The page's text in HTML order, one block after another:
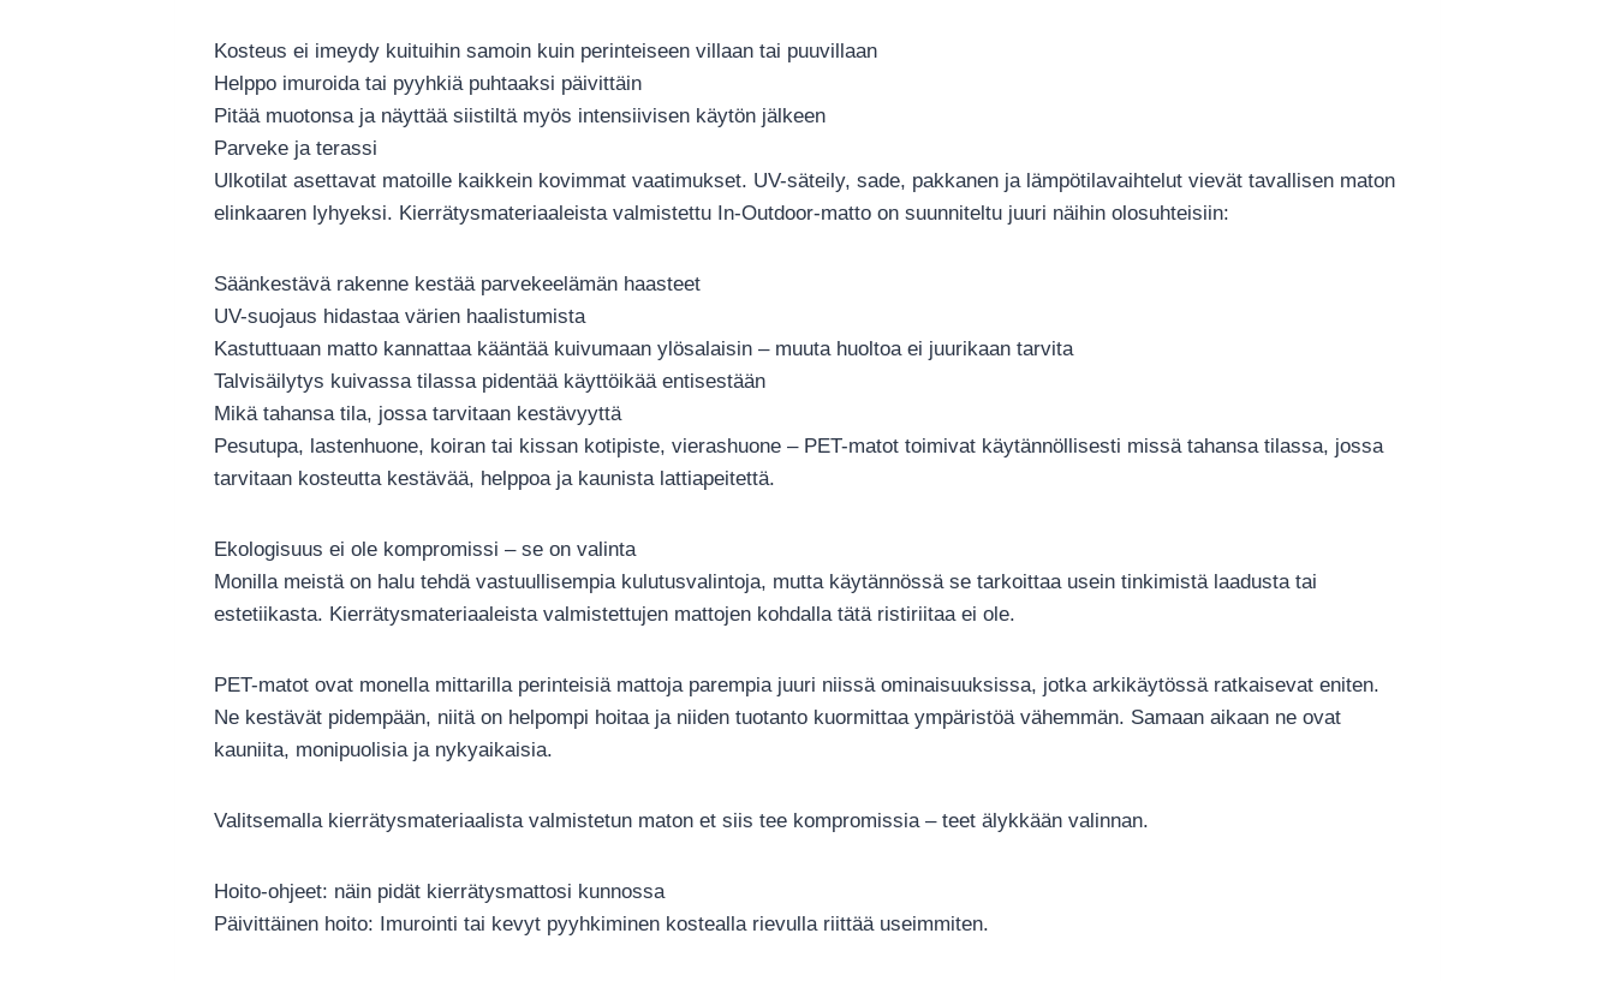
Kosteus ei imeydy kuituihin samoin kuin perinteiseen villaan tai puuvillaan
Helppo imuroida tai pyyhkiä puhtaaksi päivittäin
Pitää muotonsa ja näyttää siistiltä myös intensiivisen käytön jälkeen
Parveke ja terassi
Ulkotilat asettavat matoille kaikkein kovimmat vaatimukset. UV-säteily, sade, pakkanen ja lämpötilavaihtelut vievät tavallisen maton
elinkaaren lyhyeksi. Kierrätysmateriaaleista valmistettu In-Outdoor-matto on suunniteltu juuri näihin olosuhteisiin:
Säänkestävä rakenne kestää parvekeelämän haasteet
UV-suojaus hidastaa värien haalistumista
Kastuttuaan matto kannattaa kääntää kuivumaan ylösalaisin – muuta huoltoa ei juurikaan tarvita
Talvisäilytys kuivassa tilassa pidentää käyttöikää entisestään
Mikä tahansa tila, jossa tarvitaan kestävyyttä
Pesutupa, lastenhuone, koiran tai kissan kotipiste, vierashuone – PET-matot toimivat käytännöllisesti missä tahansa tilassa, jossa
tarvitaan kosteutta kestävää, helppoa ja kaunista lattiapeitettä.
Ekologisuus ei ole kompromissi – se on valinta
Monilla meistä on halu tehdä vastuullisempia kulutusvalintoja, mutta käytännössä se tarkoittaa usein tinkimistä laadusta tai
estetiikasta. Kierrätysmateriaaleista valmistettujen mattojen kohdalla tätä ristiriitaa ei ole.
PET-matot ovat monella mittarilla perinteisiä mattoja parempia juuri niissä ominaisuuksissa, jotka arkikäytössä ratkaisevat eniten.
Ne kestävät pidempään, niitä on helpompi hoitaa ja niiden tuotanto kuormittaa ympäristöä vähemmän. Samaan aikaan ne ovat
kauniita, monipuolisia ja nykyaikaisia.
Valitsemalla kierrätysmateriaalista valmistetun maton et siis tee kompromissia – teet älykkään valinnan.
Hoito-ohjeet: näin pidät kierrätysmattosi kunnossa
Päivittäinen hoito: Imurointi tai kevyt pyyhkiminen kostealla rievulla riittää useimmiten.